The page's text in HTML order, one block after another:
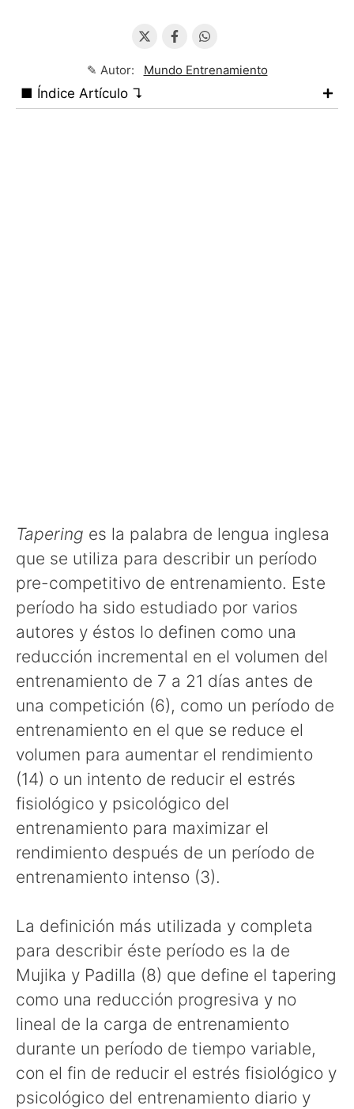
✎ Autor: Mundo Entrenamiento
■ Índice Artículo ↴
Tapering es la palabra de lengua inglesa
que se utiliza para describir un período
pre-competitivo de entrenamiento. Este
período ha sido estudiado por varios
autores y éstos lo definen como una
reducción incremental en el volumen del
entrenamiento de 7 a 21 días antes de
una competición (6), como un período de
entrenamiento en el que se reduce el
volumen para aumentar el rendimiento
(14) o un intento de reducir el estrés
fisiológico y psicológico del
entrenamiento para maximizar el
rendimiento después de un período de
entrenamiento intenso (3).
La definición más utilizada y completa
para describir éste período es la de
Mujika y Padilla (8) que define el tapering
como una reducción progresiva y no
lineal de la carga de entrenamiento
durante un período de tiempo variable,
con el fin de reducir el estrés fisiológico y
psicológico del entrenamiento diario y